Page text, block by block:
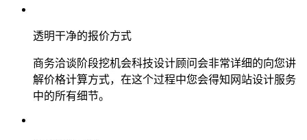
透明干净的报价方式
商务洽谈阶段挖机会科技设计顾问会非常详细的向您讲
解价格计算方式，在这个过程中您会得知网站设计服务
中的所有细节。